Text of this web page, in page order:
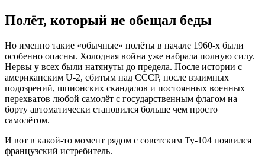
Полёт, который не обещал беды
Но именно такие «обычные» полёты в начале 1960-х были
особенно опасны. Холодная война уже набрала полную силу.
Нервы у всех были натянуты до предела. После истории с
американским U-2, сбитым над СССР, после взаимных
подозрений, шпионских скандалов и постоянных военных
перехватов любой самолёт с государственным флагом на
борту автоматически становился больше чем просто
самолётом.
И вот в какой-то момент рядом с советским Ту-104 появился
французский истребитель.